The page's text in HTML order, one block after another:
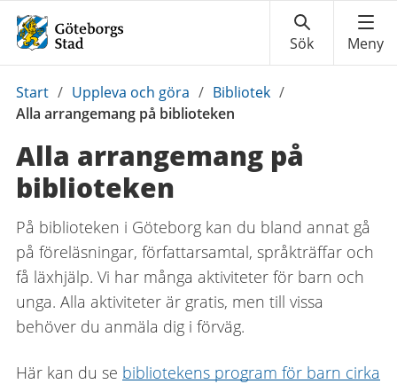
Du
är
Start / Uppleva och göra / Bibliotek /
Alla arrangemang på biblioteken
Alla arrangemang på
biblioteken
På biblioteken i Göteborg kan du bland annat gå
på föreläsningar, författarsamtal, språkträffar och
få läxhjälp. Vi har många aktiviteter för barn och
unga. Alla aktiviteter är gratis, men till vissa
behöver du anmäla dig i förväg.
Här kan du se bibliotekens program för barn cirka